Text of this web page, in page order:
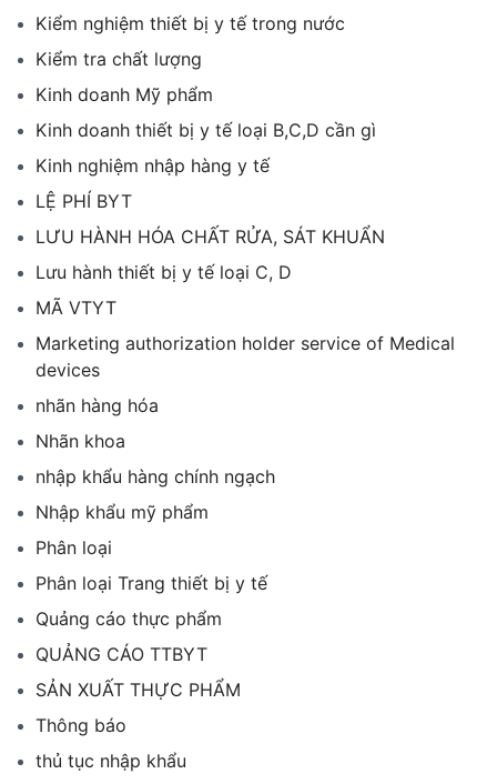
Kiểm nghiệm thiết bị y tế trong nước
Kiểm tra chất lượng
Kinh doanh Mỹ phẩm
Kinh doanh thiết bị y tế loại B,C,D cần gì
Kinh nghiệm nhập hàng y tế
LỆ PHÍ BYT
LƯU HÀNH HÓA CHẤT RỬA, SÁT KHUẨN
Lưu hành thiết bị y tế loại C, D
MÃ VTYT
Marketing authorization holder service of Medical
devices
nhãn hàng hóa
Nhãn khoa
nhập khẩu hàng chính ngạch
Nhập khẩu mỹ phẩm
Phân loại
Phân loại Trang thiết bị y tế
Quảng cáo thực phẩm
QUẢNG CÁO TTBYT
SẢN XUẤT THỰC PHẨM
Thông báo
thủ tục nhập khẩu